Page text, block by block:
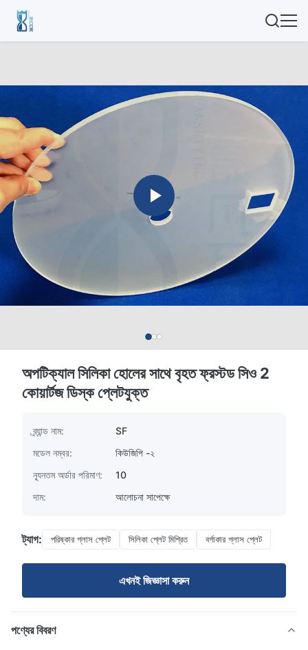
অপটিক্যাল সিলিকা হোলের সাথে বৃহত ফ্রস্টড সিও 2
কোয়ার্টজ ডিস্ক প্লেটযুক্ত
ব্র্যান্ড নাম:
SF
মডেল নম্বর:
কিউজিপি -২
ন্যূনতম অর্ডার পরিমাণ:
10
দাম:
আলোচনা সাপেক্ষে
ট্যাগ: পরিষ্কার গ্লাস প্লেট সিলিকা প্লেট মিশ্রিত বর্গাকার গ্লাস প্লেট
এখনই জিজ্ঞাসা করুন
পণ্যের বিবরণ